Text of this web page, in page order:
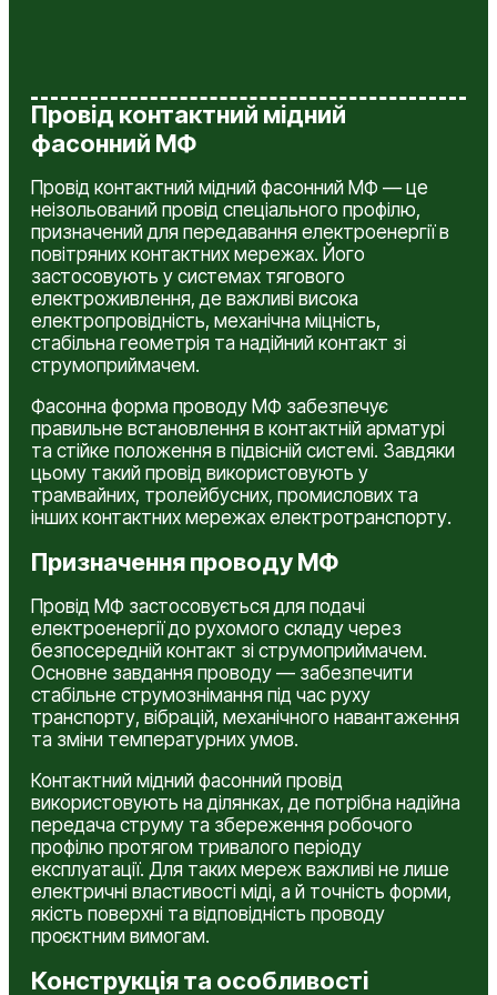
Провід контактний мідний
фасонний МФ
Провід контактний мідний фасонний МФ — це
неізольований провід спеціального профілю,
призначений для передавання електроенергії в
повітряних контактних мережах. Його
застосовують у системах тягового
електроживлення, де важливі висока
електропровідність, механічна міцність,
стабільна геометрія та надійний контакт зі
струмоприймачем.
Фасонна форма проводу МФ забезпечує
правильне встановлення в контактній арматурі
та стійке положення в підвісній системі. Завдяки
цьому такий провід використовують у
трамвайних, тролейбусних, промислових та
інших контактних мережах електротранспорту.
Призначення проводу МФ
Провід МФ застосовується для подачі
електроенергії до рухомого складу через
безпосередній контакт зі струмоприймачем.
Основне завдання проводу — забезпечити
стабільне струмознімання під час руху
транспорту, вібрацій, механічного навантаження
та зміни температурних умов.
Контактний мідний фасонний провід
використовують на ділянках, де потрібна надійна
передача струму та збереження робочого
профілю протягом тривалого періоду
експлуатації. Для таких мереж важливі не лише
електричні властивості міді, а й точність форми,
якість поверхні та відповідність проводу
проєктним вимогам.
Конструкція та особливості